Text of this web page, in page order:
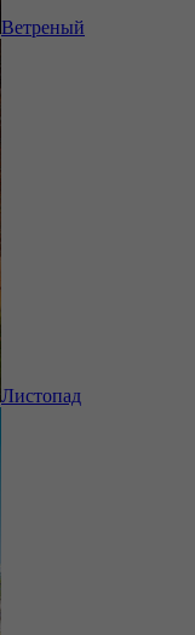
Ветреный
Листопад